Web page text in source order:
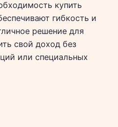
купить
гибкость и
решение для
свой доход без
или специальных